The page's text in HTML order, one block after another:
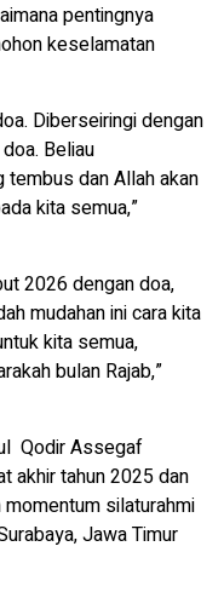
pentingnya
keselamatan
Diberseiringi dengan
Beliau
tembus dan Allah akan
kita semua,”
2026 dengan doa,
mudahan ini cara kita
kita semua,
bulan Rajab,”
Qodir Assegaf
akhir tahun 2025 dan
silaturahmi
Jawa Timur